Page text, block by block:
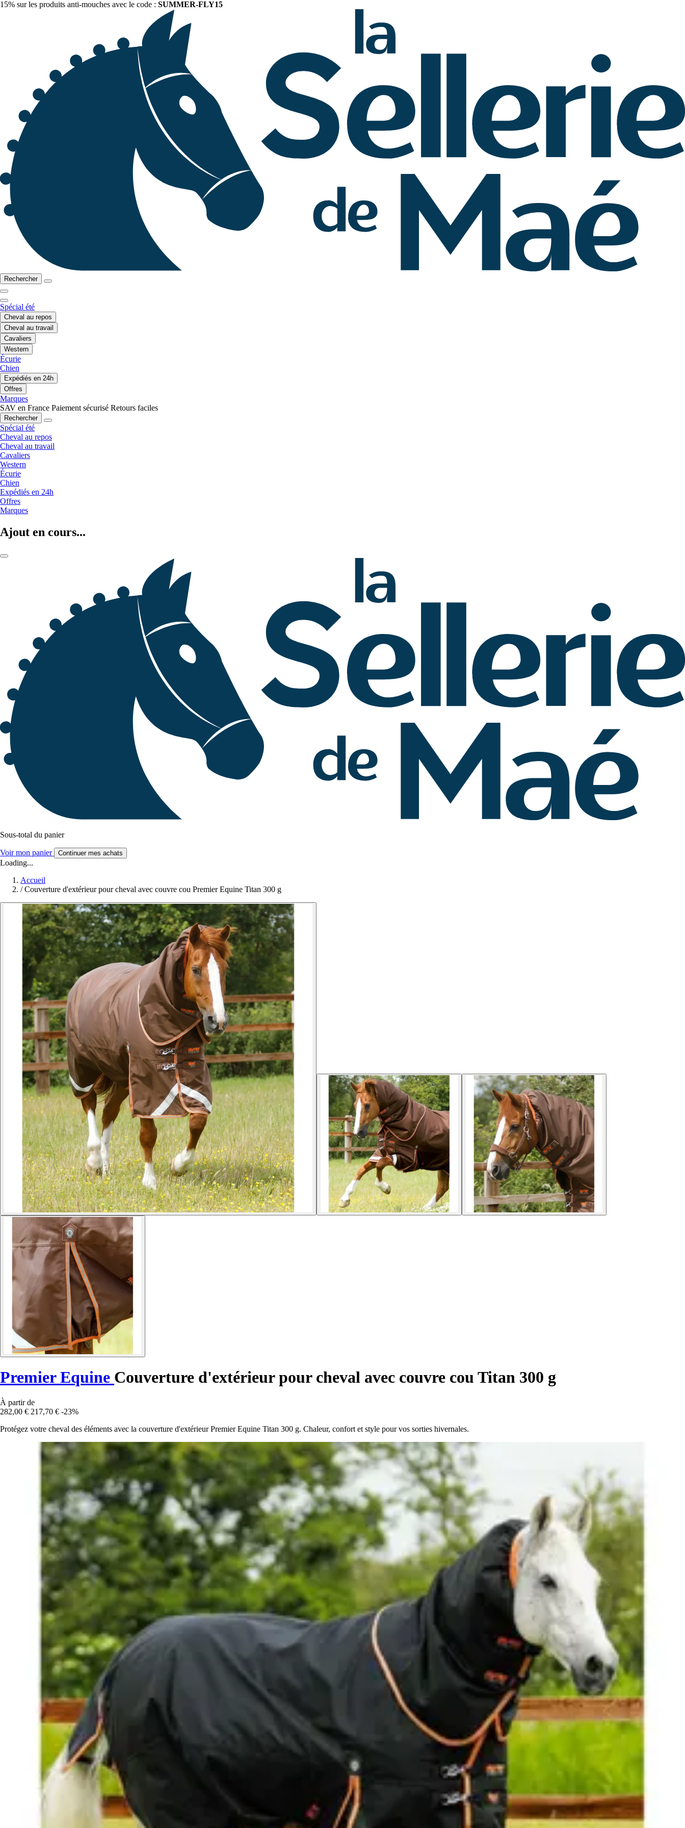
15% sur les produits anti-mouches avec le code : SUMMER-FLY15
Rechercher
Spécial été
Cheval au repos
Cheval au travail
Cavaliers
Western
Écurie
Chien
Expédiés en 24h
Offres
Marques
SAV en France Paiement sécurisé Retours faciles
Rechercher
Spécial été
Cheval au repos
Cheval au travail
Cavaliers
Western
Écurie
Chien
Expédiés en 24h
Offres
Marques
Ajout en cours...
Sous-total du panier
Voir mon panier Continuer mes achats
Loading...
Accueil
/ Couverture d'extérieur pour cheval avec couvre cou Premier Equine Titan 300 g
Premier Equine Couverture d'extérieur pour cheval avec couvre cou Titan 300 g
À partir de
282,00 € 217,70 € -23%
Protégez votre cheval des éléments avec la couverture d'extérieur Premier Equine Titan 300 g. Chaleur, confort et style pour vos sorties hivernales.